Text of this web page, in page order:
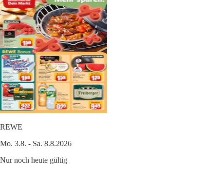
REWE
Mo. 3.8. - Sa. 8.8.2026
Nur noch heute gültig